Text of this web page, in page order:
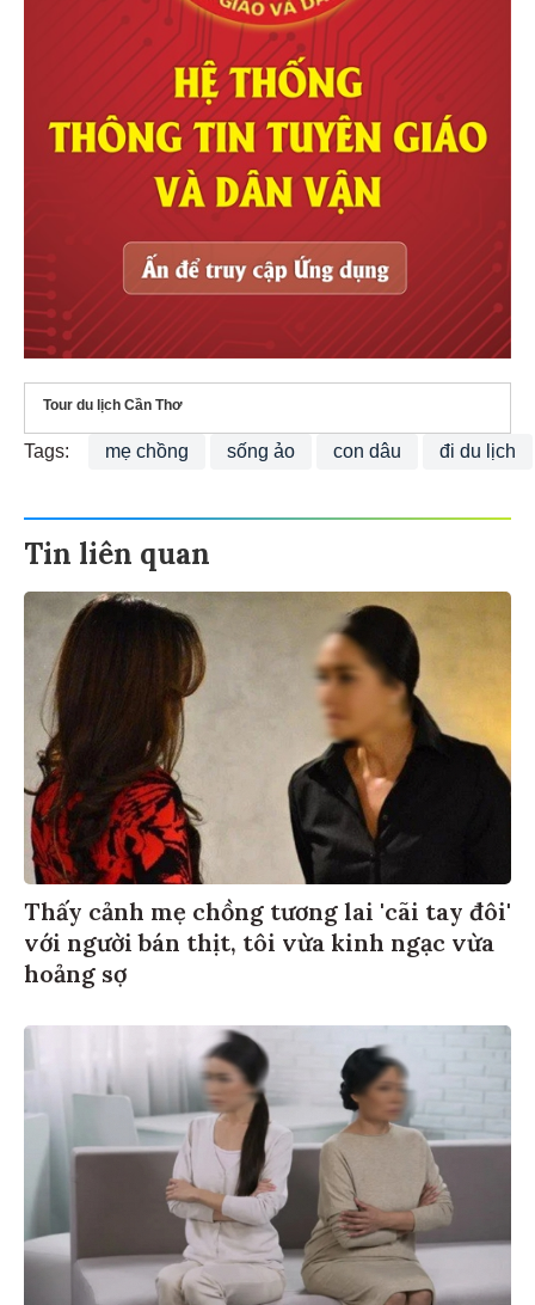
Tour du lịch Cần Thơ
Tags: mẹ chồng sống ảo con dâu đi du lịch
Tin liên quan
Thấy cảnh mẹ chồng tương lai 'cãi tay đôi'
với người bán thịt, tôi vừa kinh ngạc vừa
hoảng sợ